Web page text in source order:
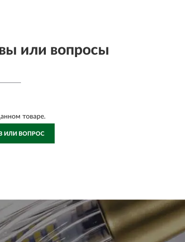
или вопросы
товаре.
ИЛИ ВОПРОС